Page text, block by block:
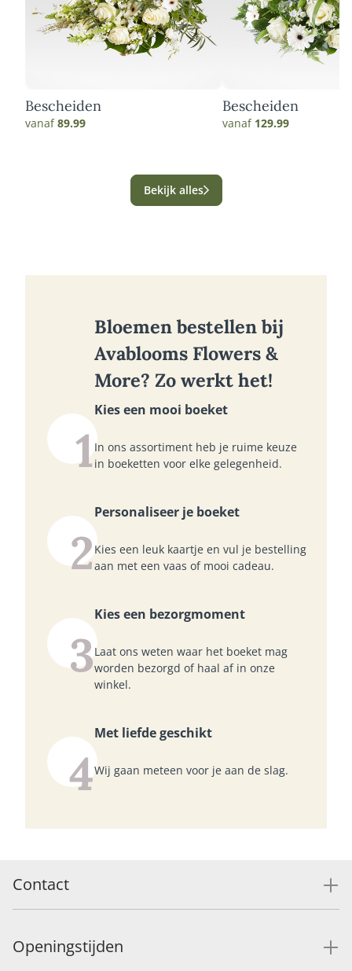
Bescheiden
vanaf89.99
Bescheiden
vanaf 129.99
Bekijk alles
Bloemen bestellen bij
Avablooms Flowers &
More? Zo werkt het!
1
Kies een mooi boeket
In ons assortiment heb je ruime keuze
in boeketten voor elke gelegenheid.
2
Personaliseer je boeket
Kies een leuk kaartje en vul je bestelling
aan met een vaas of mooi cadeau.
3
Kies een bezorgmoment
Laat ons weten waar het boeket mag
worden bezorgd of haal af in onze
winkel.
4
Met liefde geschikt
Wij gaan meteen voor je aan de slag.
Contact
Openingstijden